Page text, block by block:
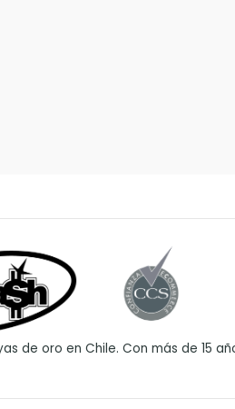
de oro en Chile. Con más de 15